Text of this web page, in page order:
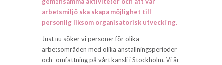
arbetsmiljö ska skapa möjlighet till
personlig liksom organisatorisk utveckling.
Just nu söker vi personer för olika
arbetsområden med olika anställningsperioder
och -omfattning på vårt kansli i Stockholm. Vi är